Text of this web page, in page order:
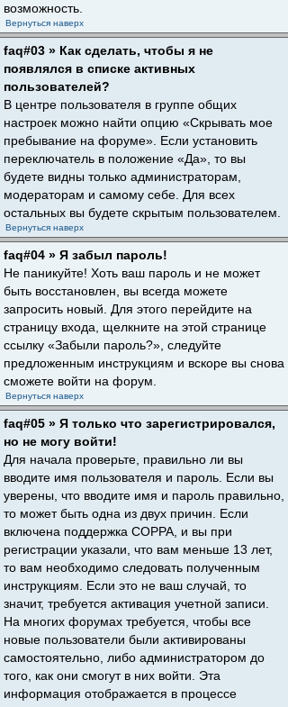
возможность.
Вернуться наверх
faq#03 » Как сделать, чтобы я не
появлялся в списке активных
пользователей?
В центре пользователя в группе общих
настроек можно найти опцию «Скрывать мое
пребывание на форуме». Если установить
переключатель в положение «Да», то вы
будете видны только администраторам,
модераторам и самому себе. Для всех
остальных вы будете скрытым пользователем.
Вернуться наверх
faq#04 » Я забыл пароль!
Не паникуйте! Хоть ваш пароль и не может
быть восстановлен, вы всегда можете
запросить новый. Для этого перейдите на
страницу входа, щелкните на этой странице
ссылку «Забыли пароль?», следуйте
предложенным инструкциям и вскоре вы снова
сможете войти на форум.
Вернуться наверх
faq#05 » Я только что зарегистрировался,
но не могу войти!
Для начала проверьте, правильно ли вы
вводите имя пользователя и пароль. Если вы
уверены, что вводите имя и пароль правильно,
то может быть одна из двух причин. Если
включена поддержка COPPA, и вы при
регистрации указали, что вам меньше 13 лет,
то вам необходимо следовать полученным
инструкциям. Если это не ваш случай, то
значит, требуется активация учетной записи.
На многих форумах требуется, чтобы все
новые пользователи были активированы
самостоятельно, либо администратором до
того, как они смогут в них войти. Эта
информация отображается в процессе